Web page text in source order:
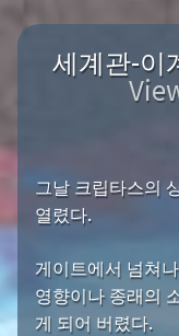
세계관-이
그날 크립타스의
열렸다.
게이트에서 넘쳐
영향이나 종래의
게 되어 버렸다.